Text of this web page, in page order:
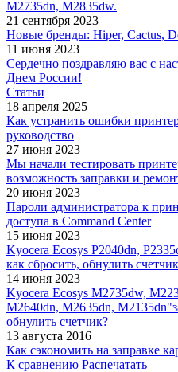
M2735dn, M2835dw.
21 сентября 2023
Новые бренды: Hiper, Cactus,
11 июня 2023
Сердечно поздравляю вас с
Днем России!
Статьи
18 апреля 2025
Как устранить ошибки
руководство
27 июня 2023
Мы начали тестировать
возможность заправки и
20 июня 2023
Пароли администратора к
доступа в Command Center
15 июня 2023
Kyocera Ecosys P2040dn,
как сбросить, обнулить
14 июня 2023
Kyocera Ecosys M2735dw,
M2640dn, M2635dn,
обнулить счетчик?
13 августа 2016
Как сэкономить на заправке
К сравнению Распечатать